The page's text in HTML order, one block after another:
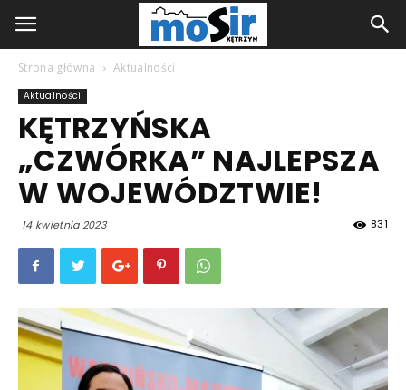
Strona główna Aktualności
Aktualności
KĘTRZYŃSKA
„CZWÓRKA” NAJLEPSZA
W WOJEWÓDZTWIE!
14 kwietnia 2023 831